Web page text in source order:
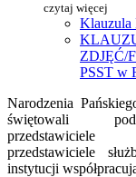
czytaj więcej
Klauzula
ZDJĘĆ/
PSST w
Narodzenia
świętowali
przedstawiciele
instytucji